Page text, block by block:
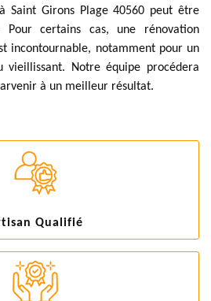
Saint Girons Plage 40560 peut être
certains cas, une rénovation
incontournable, notamment pour un
Notre équipe procédera
à un meilleur résultat.
Qualifié